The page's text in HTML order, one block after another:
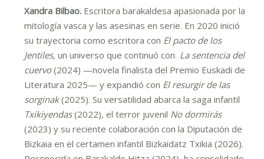
Xandra Bilbao. Escritora barakaldesa apasionada por la
mitología vasca y las asesinas en serie. En 2020 inició
su trayectoria como escritora con El pacto de los
Jentiles, un universo que continuó con La sentencia del
cuervo(2024) —novela finalista del Premio Euskadi de
Literatura 2025— y expandió con El resurgir de las
sorginak(2025). Su versatilidad abarca la saga infantil
Txikiyendas(2022), el terror juvenil No dormirás
(2023) y su reciente colaboración con la Diputación de
Bizkaia en el certamen infantil Bizkaidatz Txikia (2026).